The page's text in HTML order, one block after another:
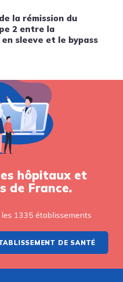
la rémission du
2 entre la
sleeve et le bypass
hôpitaux et
de France.
les 1335 établissements
DE SANTÉ